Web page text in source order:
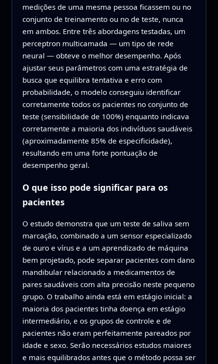
medições de uma mesma pessoa ficassem ou no
conjunto de treinamento ou no de teste, nunca
em ambos. Entre três abordagens testadas, um
perceptron multicamada — um tipo de rede
neural — obteve o melhor desempenho. Após
ajustar seus parâmetros com uma estratégia de
busca que equilibra tentativa e erro com
probabilidade, o modelo conseguiu identificar
corretamente todos os pacientes no conjunto de
teste (sensibilidade de 100%) enquanto indicava
corretamente a maioria dos indivíduos saudáveis
(aproximadamente 85% de especificidade),
resultando em uma forte pontuação de
desempenho geral.
O que isso pode significar para os
pacientes
O estudo demonstra que um teste de saliva sem
marcação, combinado a um sensor especializado
de ouro e vírus e a um aprendizado de máquina
bem projetado, pode separar pacientes com dano
mandibular relacionado a medicamentos de
pares saudáveis com alta precisão neste pequeno
grupo. O trabalho ainda está em estágio inicial: a
maioria dos pacientes tinha doença em estágio
intermediário, e os grupos de controle e de
pacientes não eram perfeitamente pareados por
idade e sexo. Serão necessários estudos maiores
e mais equilibrados antes que o método possa ser